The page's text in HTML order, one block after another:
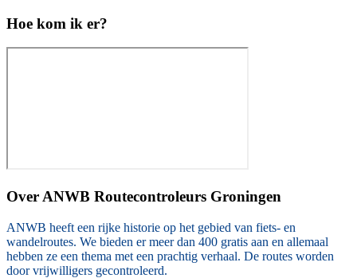
Hoe kom ik er?
Over ANWB Routecontroleurs Groningen
ANWB heeft een rijke historie op het gebied van fiets- en
wandelroutes. We bieden er meer dan 400 gratis aan en allemaal
hebben ze een thema met een prachtig verhaal. De routes worden
door vrijwilligers gecontroleerd.